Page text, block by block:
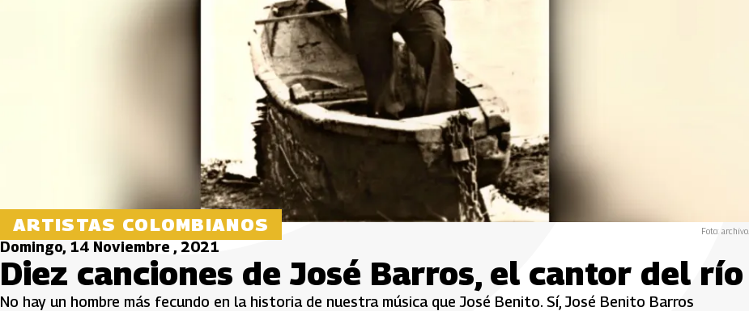
ARTISTAS COLOMBIANOS Foto: archivo.
Domingo, 14 Noviembre , 2021
Diez canciones de José Barros, el cantor del río
No hay un hombre más fecundo en la historia de nuestra música que José Benito. Sí, José Benito Barros